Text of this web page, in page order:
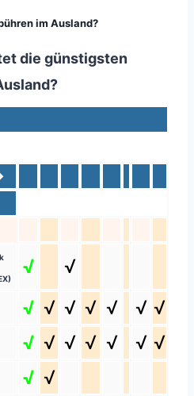
im Ausland?
die günstigsten
√ √
√ √ √ √ √ √ √
√ √ √ √ √ √ √
√ √